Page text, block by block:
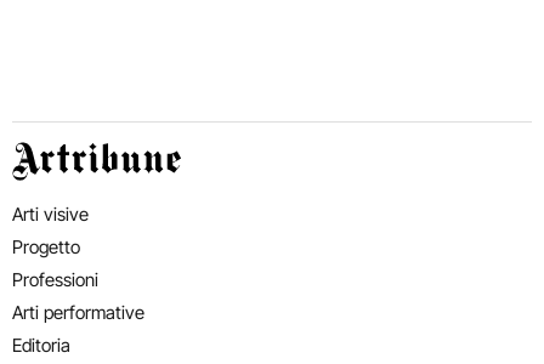
Artribune
Arti visive
Progetto
Professioni
Arti performative
Editoria